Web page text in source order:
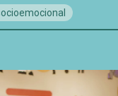
errando